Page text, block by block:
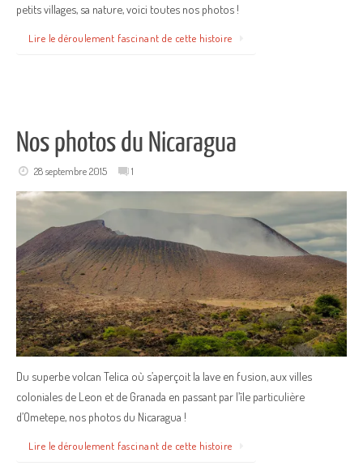
petits villages, sa nature, voici toutes nos photos !
Lire le déroulement fascinant de cette histoire
Nos photos du Nicaragua
28 septembre 2015 1
Du superbe volcan Telica où s’aperçoit la lave en fusion, aux villes
coloniales de Leon et de Granada en passant par l’île particulière
d’Ometepe, nos photos du Nicaragua !
Lire le déroulement fascinant de cette histoire